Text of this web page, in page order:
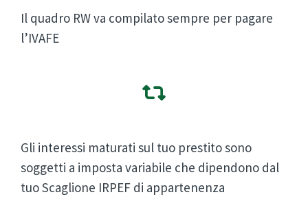
Il quadro RW va compilato sempre per pagare
l’IVAFE
Gli interessi maturati sul tuo prestito sono
soggetti a imposta variabile che dipendono dal
tuo Scaglione IRPEF di appartenenza